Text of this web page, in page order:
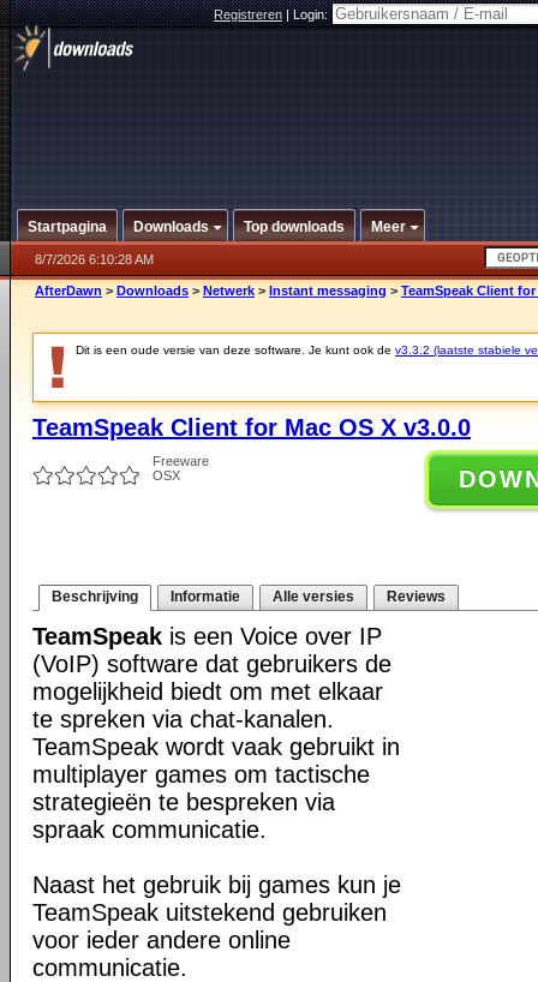
Registreren|Login:
Startpagina Downloads Top downloads Meer
8/7/2026 6:10:28 AM
AfterDawn > Downloads > Netwerk > Instant messaging > TeamSpeak Client for
Dit is een oude versie van deze software. Je kunt ook de v3.3.2 (laatste stabiele
TeamSpeak Client for Mac OS X v3.0.0
Freeware
OSX
Beschrijving Informatie Alle versies Reviews
TeamSpeak is een Voice over IP
(VoIP) software dat gebruikers de
mogelijkheid biedt om met elkaar
te spreken via chat-kanalen.
TeamSpeak wordt vaak gebruikt in
multiplayer games om tactische
strategieën te bespreken via
spraak communicatie.
Naast het gebruik bij games kun je
TeamSpeak uitstekend gebruiken
voor ieder andere online
communicatie.